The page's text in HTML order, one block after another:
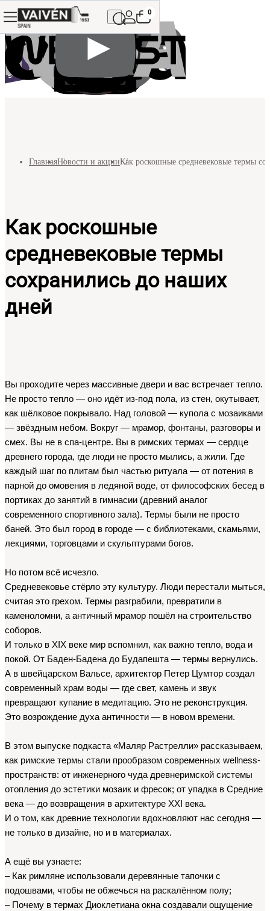
0
ГлавнаяНовости и акцииКак роскошные средневековые термы
Как роскошные
средневековые термы
сохранились до наших
дней
Вы проходите через массивные двери и вас встречает тепло.
Не просто тепло — оно идёт из-под пола, из стен, окутывает,
как шёлковое покрывало. Над головой — купола с мозаиками
— звёздным небом. Вокруг — мрамор, фонтаны, разговоры и
смех. Вы не в спа-центре. Вы в римских термах — сердце
древнего города, где люди не просто мылись, а жили. Где
каждый шаг по плитам был частью ритуала — от потения в
парной до омовения в ледяной воде, от философских бесед в
портиках до занятий в гимнасии (древний аналог
современного спортивного зала). Термы были не просто
баней. Это был город в городе — с библиотеками, скамьями,
лекциями, торговцами и скульптурами богов.
Но потом всё исчезло.
Средневековье стёрло эту культуру. Люди перестали мыться,
считая это грехом. Термы разграбили, превратили в
каменоломни, а античный мрамор пошёл на строительство
соборов.
И только в XIX веке мир вспомнил, как важно тепло, вода и
покой. От Баден-Бадена до Будапешта — термы вернулись.
А в швейцарском Вальсе, архитектор Петер Цумтор создал
современный храм воды — где свет, камень и звук
превращают купание в медитацию. Это не реконструкция.
Это возрождение духа античности — в новом времени.
В этом выпуске подкаста «Маляр Растрелли» рассказываем,
как римские термы стали прообразом современных wellness-
пространств: от инженерного чуда древнеримской системы
отопления до эстетики мозаик и фресок; от упадка в Средние
века — до возвращения в архитектуре XXI века.
И о том, как древние технологии вдохновляют нас сегодня —
не только в дизайне, но и в материалах.
А ещё вы узнаете:
– Как римляне использовали деревянные тапочки с
подошвами, чтобы не обжечься на раскалённом полу;
– Почему в термах Диоклетиана окна создавали ощущение